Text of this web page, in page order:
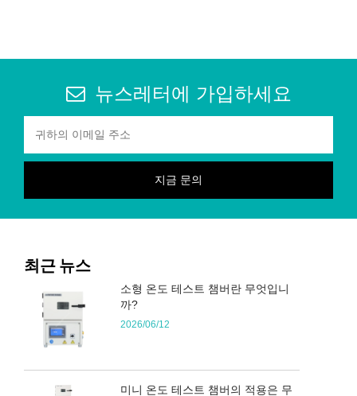
뉴스레터에 가입하세요
최근 뉴스
소형 온도 테스트 챔버란 무엇입니
까?
2026/06/12
미니 온도 테스트 챔버의 적용은 무